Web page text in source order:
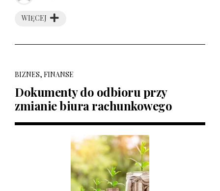
WIĘCEJ
BIZNES, FINANSE
Dokumenty do odbioru przy
zmianie biura rachunkowego